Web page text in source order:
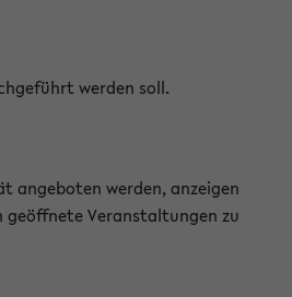
werden soll.
angeboten werden, anzeigen
geöffnete Veranstaltungen zu